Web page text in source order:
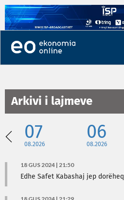
Arkivi i lajmeve
07
08.2026
06
08.2026
18 GUS 2024 | 21:50
Edhe Safet Kabashaj jep